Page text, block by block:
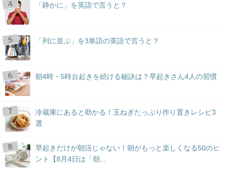
「静かに」を英語で言うと？
「列に並ぶ」を3単語の英語で言うと？
朝4時・5時台起きを続ける秘訣は？早起きさん4人の習慣
冷蔵庫にあると助かる！玉ねぎたっぷり作り置きレシピ3
選
早起きだけが朝活じゃない！朝がもっと楽しくなる50のヒ
ント【8月4日は「朝...